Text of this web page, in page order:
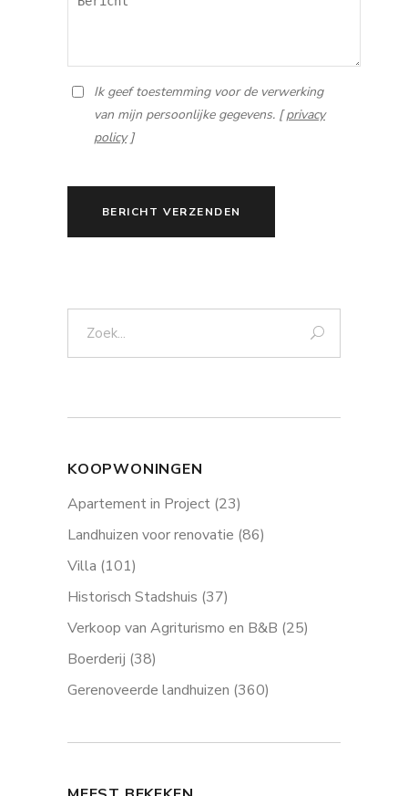
Ik geef toestemming voor de verwerking
van mijn persoonlijke gegevens. [privacy
policy]
BERICHT VERZENDEN
KOOPWONINGEN
Apartement in Project (23)
Landhuizen voor renovatie (86)
Villa (101)
Historisch Stadshuis (37)
Verkoop van Agriturismo en B&B (25)
Boerderij (38)
Gerenoveerde landhuizen (360)